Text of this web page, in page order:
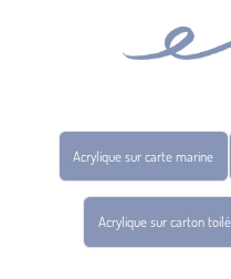
Acrylique sur carte marine
Acrylique sur carton toilé